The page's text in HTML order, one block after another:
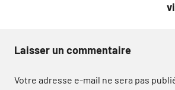
Laisser un commentaire
Votre adresse e-mail ne sera pas